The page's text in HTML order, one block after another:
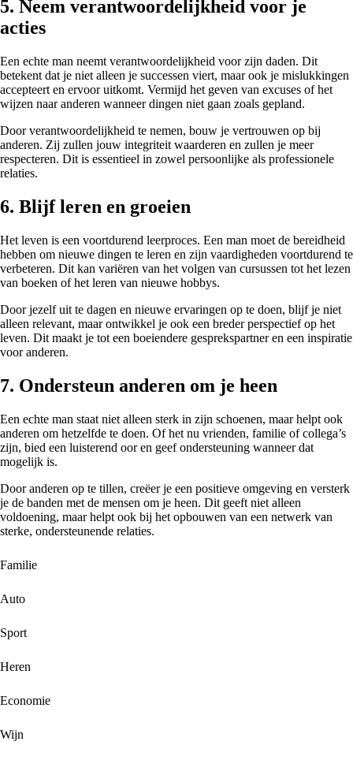
5. Neem verantwoordelijkheid voor je
acties
Een echte man neemt verantwoordelijkheid voor zijn daden. Dit
betekent dat je niet alleen je successen viert, maar ook je mislukkingen
accepteert en ervoor uitkomt. Vermijd het geven van excuses of het
wijzen naar anderen wanneer dingen niet gaan zoals gepland.
Door verantwoordelijkheid te nemen, bouw je vertrouwen op bij
anderen. Zij zullen jouw integriteit waarderen en zullen je meer
respecteren. Dit is essentieel in zowel persoonlijke als professionele
relaties.
6. Blijf leren en groeien
Het leven is een voortdurend leerproces. Een man moet de bereidheid
hebben om nieuwe dingen te leren en zijn vaardigheden voortdurend te
verbeteren. Dit kan variëren van het volgen van cursussen tot het lezen
van boeken of het leren van nieuwe hobbys.
Door jezelf uit te dagen en nieuwe ervaringen op te doen, blijf je niet
alleen relevant, maar ontwikkel je ook een breder perspectief op het
leven. Dit maakt je tot een boeiendere gesprekspartner en een inspiratie
voor anderen.
7. Ondersteun anderen om je heen
Een echte man staat niet alleen sterk in zijn schoenen, maar helpt ook
anderen om hetzelfde te doen. Of het nu vrienden, familie of collega’s
zijn, bied een luisterend oor en geef ondersteuning wanneer dat
mogelijk is.
Door anderen op te tillen, creëer je een positieve omgeving en versterk
je de banden met de mensen om je heen. Dit geeft niet alleen
voldoening, maar helpt ook bij het opbouwen van een netwerk van
sterke, ondersteunende relaties.
Familie
Auto
Sport
Heren
Economie
Wijn